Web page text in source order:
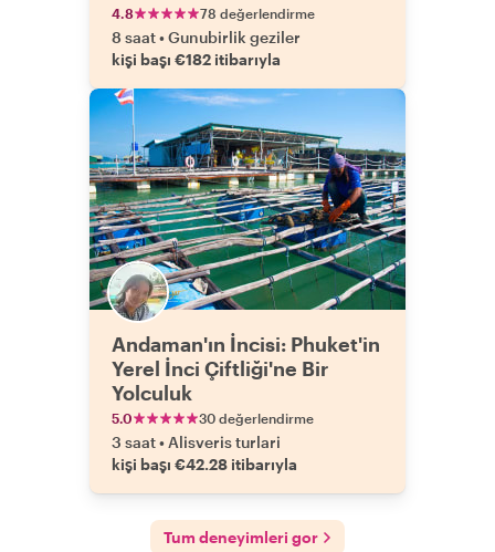
4.8 78 değerlendirme
8 saat•Gunubirlik geziler
kişi başı €182 itibarıyla
Andaman'ın İncisi: Phuket'in
Yerel İnci Çiftliği'ne Bir
Yolculuk
5.0 30 değerlendirme
3 saat• Alisveris turlari
kişi başı €42.28 itibarıyla
Tum deneyimleri gor